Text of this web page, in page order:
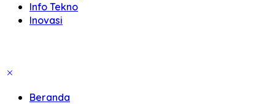
Info Tekno
Inovasi
Beranda